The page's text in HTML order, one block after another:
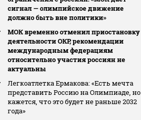
сигнал — олимпийское движение
должно быть вне политики»
МОК временно отменил приостановку
деятельности ОКР, рекомендации
международным федерациям
относительно участия россиян не
актуальны
Легкоатлетка Ермакова: «Есть мечта
представить Россию на Олимпиаде, но
кажется, что это будет не раньше 2032
года»